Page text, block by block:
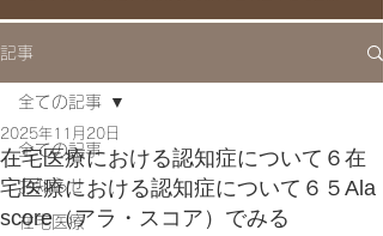
記事
全ての記事
お知らせ
在宅医療
全ての記事
在宅医療における認知症について６在
宅医療における認知症について６５Ala
score（アラ・スコア）でみる
2025年11月20日